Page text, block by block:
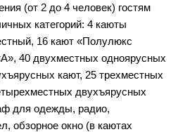
(от 2 до 4 человек) гостям
категорий: 4 каюты
16 кают «Полулюкс
40 двухместных одноярусных
кают, 25 трехместных
двухъярусных
для одежды, радио,
обзорное окно (в каютах